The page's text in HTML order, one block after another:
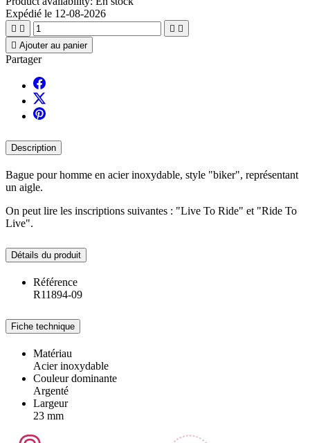
Expédié le 12-08-2026
   
 Ajouter au panier
Partager
Description
Bague pour homme en acier inoxydable, style "biker", représentant
un aigle.
On peut lire les inscriptions suivantes : "Live To Ride" et "Ride To
Live".
Détails du produit
Référence
R11894-09
Fiche technique
Matériau
Acier inoxydable
Couleur dominante
Argenté
Largeur
23 mm